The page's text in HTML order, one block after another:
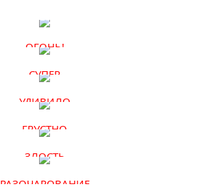
ОГОНЬ!
СУПЕР
УДИВИЛО
ГРУСТНО
ЗЛОСТЬ
РАЗОЧАРОВАНИЕ